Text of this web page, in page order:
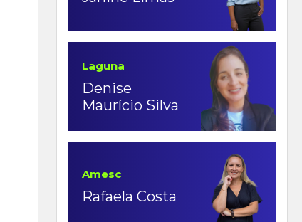
Laguna
Denise
Maurício Silva
Amesc
Rafaela Costa